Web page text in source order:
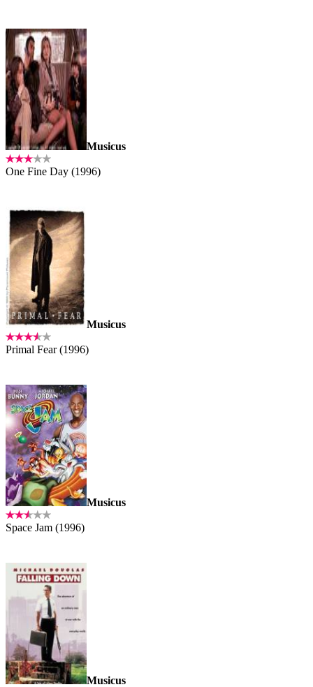
Musicus
One Fine Day (1996)
Musicus
Primal Fear (1996)
Musicus
Space Jam (1996)
Musicus